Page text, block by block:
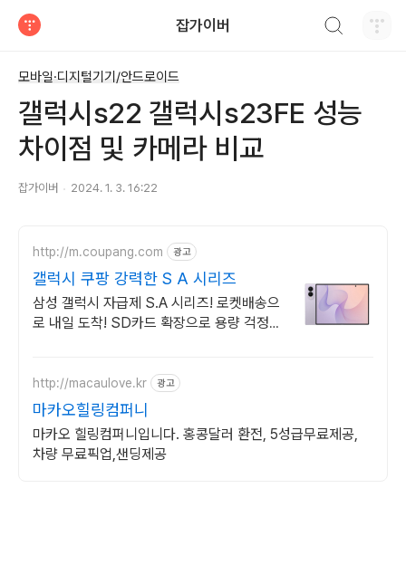
잡가이버
모바일·디지털기기/안드로이드
갤럭시s22 갤럭시s23FE 성능
차이점 및 카메라 비교
잡가이버 2024. 1. 3. 16:22
http://m.coupang.com 광고
갤럭시 쿠팡 강력한 S A 시리즈
삼성 갤럭시 자급제 S.A 시리즈! 로켓배송으
로 내일 도착! SD카드 확장으로 용량 걱정
http://macaulove.kr 광고
마카오힐링컴퍼니
마카오 힐링컴퍼니입니다. 홍콩달러 환전, 5성급무료제공,
차량 무료픽업,샌딩제공